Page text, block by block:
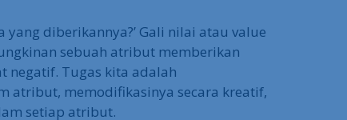
diberikannya?’ Gali nilai atau value
sebuah atribut memberikan
negatif. Tugas kita adalah
atribut, memodifikasinya secara kreatif,
setiap atribut.